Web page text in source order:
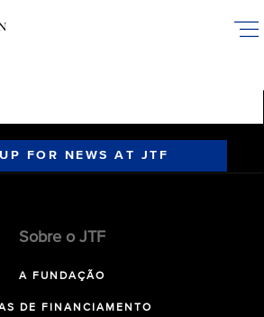
FOR NEWS AT JTF
Sobre o JTF
A FUNDAÇÃO
DE FINANCIAMENTO